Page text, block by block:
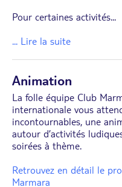
Pour certaines activités...
... Lire la suite
Animation
La folle équipe Club
internationale vous
incontournables, une
autour d’activités
soirées à thème.
Retrouvez en détail le
Marmara